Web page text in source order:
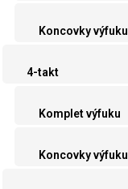
Koncovky výfuku
4-takt
Komplet výfuku
Koncovky výfuku